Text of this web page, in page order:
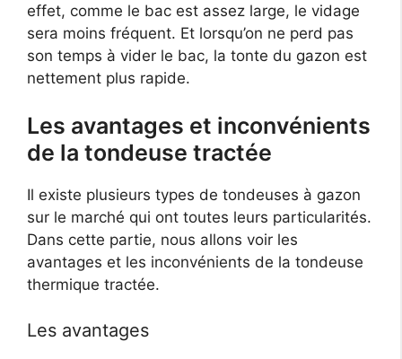
effet, comme le bac est assez large, le vidage
sera moins fréquent. Et lorsqu’on ne perd pas
son temps à vider le bac, la tonte du gazon est
nettement plus rapide.
Les avantages et inconvénients
de la tondeuse tractée
Il existe plusieurs types de tondeuses à gazon
sur le marché qui ont toutes leurs particularités.
Dans cette partie, nous allons voir les
avantages et les inconvénients de la tondeuse
thermique tractée.
Les avantages